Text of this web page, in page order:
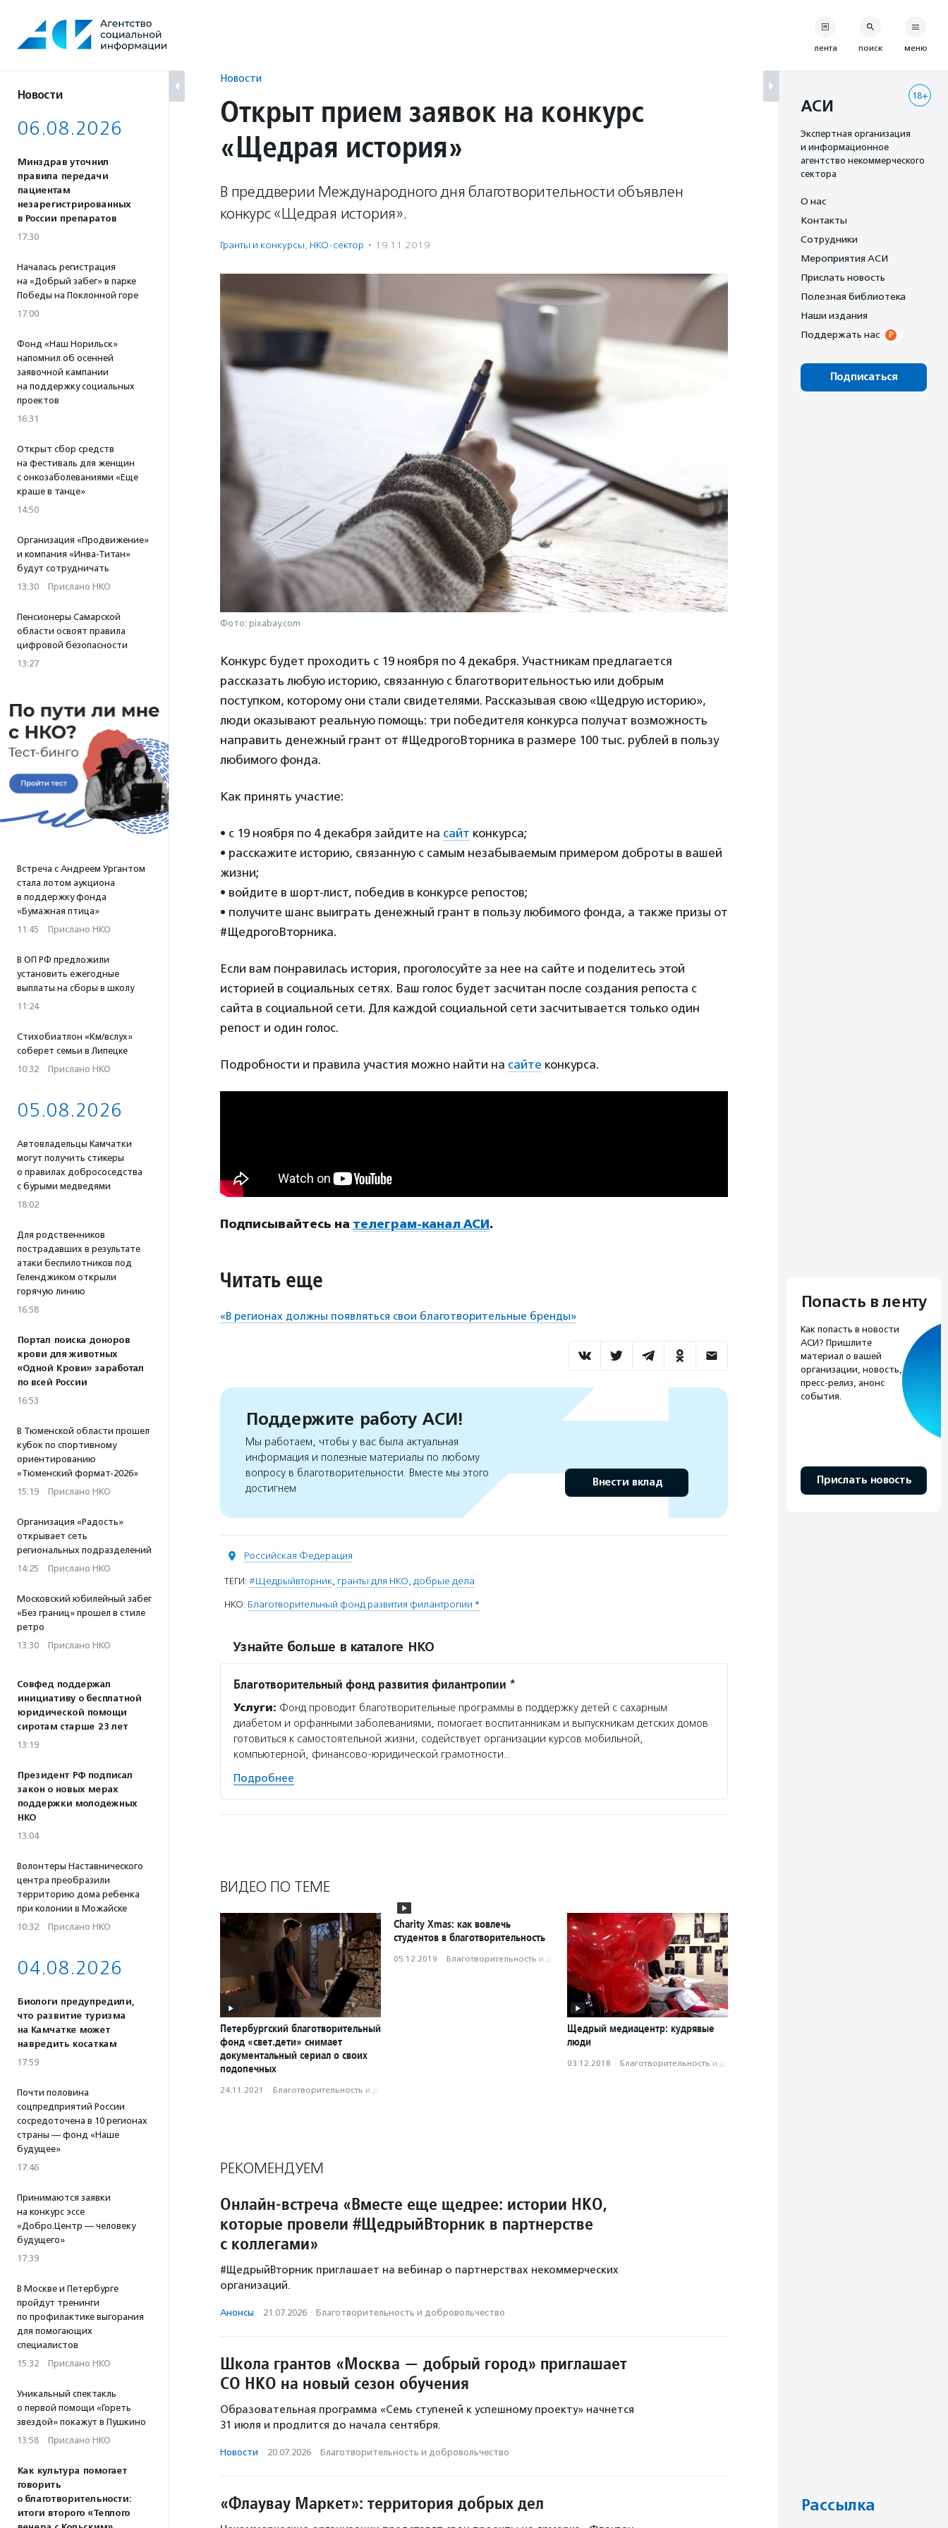
содержанию
Новости
06.08.2026
Минздрав уточнил
правила передачи
пациентам
незарегистрированных
в России препаратов
17:30
Началась регистрация
на «Добрый забег» в парке
Победы на Поклонной горе
17:00
Фонд «Наш Норильск»
напомнил об осенней
заявочной кампании
на поддержку социальных
проектов
16:31
Открыт сбор средств
на фестиваль для женщин
с онкозаболеваниями «Еще
краше в танце»
14:50
Организация «Продвижение»
и компания «Инва-Титан»
будут сотрудничать
13:30 · Прислано НКО
Пенсионеры Самарской
области освоят правила
цифровой безопасности
13:27
Встреча с Андреем Ургантом
стала лотом аукциона
в поддержку фонда
«Бумажная птица»
11:45 · Прислано НКО
В ОП РФ предложили
установить ежегодные
выплаты на сборы в школу
11:24
Стихобиатлон «Км/вслух»
соберет семьи в Липецке
10:32 · Прислано НКО
05.08.2026
Автовладельцы Камчатки
могут получить стикеры
о правилах добрососедства
с бурыми медведями
18:02
Для родственников
пострадавших в результате
атаки беспилотников под
Геленджиком открыли
горячую линию
16:58
Портал поиска доноров
крови для животных
«Одной Крови» заработал
по всей России
16:53
В Тюменской области прошел
кубок по спортивному
ориентированию
«Тюменский формат-2026»
15:19 · Прислано НКО
Организация «Радость»
открывает сеть
региональных подразделений
14:25 · Прислано НКО
Московский юбилейный забег
«Без границ» прошел в стиле
ретро
13:30 · Прислано НКО
Совфед поддержал
инициативу о бесплатной
юридической помощи
сиротам старше 23 лет
13:19
Президент РФ подписал
закон о новых мерах
поддержки молодежных
НКО
13:04
Волонтеры Наставнического
центра преобразили
территорию дома ребенка
при колонии в Можайске
10:32 · Прислано НКО
04.08.2026
Биологи предупредили,
что развитие туризма
на Камчатке может
навредить косаткам
17:59
Почти половина
соцпредприятий России
сосредоточена в 10 регионах
страны — фонд «Наше
будущее»
17:46
Принимаются заявки
на конкурс эссе
«Добро.Центр — человеку
будущего»
17:39
В Москве и Петербурге
пройдут тренинги
по профилактике выгорания
для помогающих
специалистов
15:32 · Прислано НКО
Уникальный спектакль
о первой помощи «Гореть
звездой» покажут в Пушкино
13:58 · Прислано НКО
Как культура помогает
говорить
о благотворительности:
итоги второго «Теплого
Новости
Открыт прием заявок на конкурс
«Щедрая история»
В преддверии Международного дня благотворительности объявлен
конкурс «Щедрая история».
Гранты и конкурсы, НКО-сектор · 19.11.2019
Фото: pixabay.com
Конкурс будет проходить с 19 ноября по 4 декабря. Участникам предлагается
рассказать любую историю, связанную с благотворительностью или добрым
поступком, которому они стали свидетелями. Рассказывая свою «Щедрую историю»,
люди оказывают реальную помощь: три победителя конкурса получат возможность
направить денежный грант от #ЩедрогоВторника в размере 100 тыс. рублей в пользу
любимого фонда.
Как принять участие:
• с 19 ноября по 4 декабря зайдите на сайт конкурса;
• расскажите историю, связанную с самым незабываемым примером доброты в вашей
жизни;
• войдите в шорт-лист, победив в конкурсе репостов;
• получите шанс выиграть денежный грант в пользу любимого фонда, а также призы от
#ЩедрогоВторника.
Если вам понравилась история, проголосуйте за нее на сайте и поделитесь этой
историей в социальных сетях. Ваш голос будет засчитан после создания репоста с
сайта в социальной сети. Для каждой социальной сети засчитывается только один
репост и один голос.
Подробности и правила участия можно найти на сайте конкурса.
Подписывайтесь на телеграм-канал АСИ.
Читать еще
«В регионах должны появляться свои благотворительные бренды»
Поддержите работу АСИ!
Мы работаем, чтобы у вас была актуальная
информация и полезные материалы по любому
вопросу в благотворительности. Вместе мы этого
достигнем
Внести вклад
Российская Федерация
ТЕГИ: #Щедрыйвторник, гранты для НКО, добрые дела
НКО: Благотворительный фонд развития филантропии *
Узнайте больше в каталоге НКО
Благотворительный фонд развития филантропии *
Услуги: Фонд проводит благотворительные программы в поддержку детей с сахарным
диабетом и орфанными заболеваниями, помогает воспитанникам и выпускникам детских домов
готовиться к самостоятельной жизни, содействует организации курсов мобильной,
компьютерной, финансово-юридической грамотности…
Подробнее
ВИДЕО ПО ТЕМЕ
Петербургский благотворительный
фонд «свет.дети» снимает
документальный сериал о своих
подопечных
24.11.2021 · Благотвори­тель­ность и доброволь­чест­во
Charity Xmas: как вовлечь
студентов в благотворительность
05.12.2019 · Благотвори­тель­ность и доброволь­чест­во
Щедрый медиацентр: кудрявые
люди
03.12.2018 · Благотвори­тель­ность и доброволь­чест­во
РЕКОМЕНДУЕМ
Онлайн-встреча «Вместе еще щедрее: истории НКО,
которые провели #ЩедрыйВторник в партнерстве
с коллегами»
#ЩедрыйВторник приглашает на вебинар о партнерствах некоммерческих
организаций.
Анонсы · 21.07.2026 · Благотвори­тель­ность и доброволь­чест­во
Школа грантов «Москва — добрый город» приглашает
СО НКО на новый сезон обучения
Образовательная программа «Семь ступеней к успешному проекту» начнется
31 июля и продлится до начала сентября.
Новости · 20.07.2026 · Благотвори­тель­ность и доброволь­чест­во
«Флаувау Маркет»: территория добрых дел
лента поиск меню
18+
АСИ
Экспертная организация
и информационное
агентство некоммерческого
сектора
О нас
Контакты
Сотрудники
Мероприятия АСИ
Прислать новость
Полезная библиотека
Наши издания
Поддержать нас
Подписаться
Попасть в ленту
Как попасть в новости
АСИ? Пришлите
материал о вашей
организации, новость,
пресс-релиз, анонс
события.
Прислать новость
Рассылка